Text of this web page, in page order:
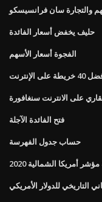
والتجارة سان فرانسيسكو
حليف يخفض أسعار الفائدة
الفجوة أسعار الأسهم
خريطة على الإنترنت
على الانترنت سنغافورة
فتح الفائدة الآجلة
حساب جدول الفهرسة
مؤشر أمريكا الشمالية
التاريخي للدولار الأمريكي